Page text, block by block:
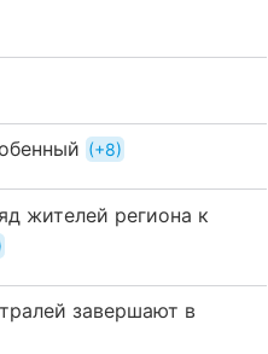
+8
жителей региона к
завершают в